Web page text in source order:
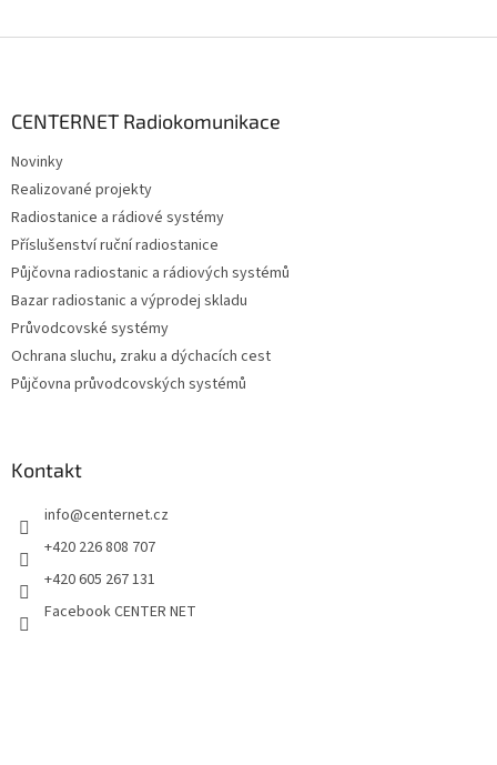
CENTERNET Radiokomunikace
Novinky
Realizované projekty
Radiostanice a rádiové systémy
Příslušenství ruční radiostanice
Půjčovna radiostanic a rádiových systémů
Bazar radiostanic a výprodej skladu
Průvodcovské systémy
Ochrana sluchu, zraku a dýchacích cest
Půjčovna průvodcovských systémů
Kontakt
info@centernet.cz
+420 226 808 707
+420 605 267 131
Facebook CENTER NET